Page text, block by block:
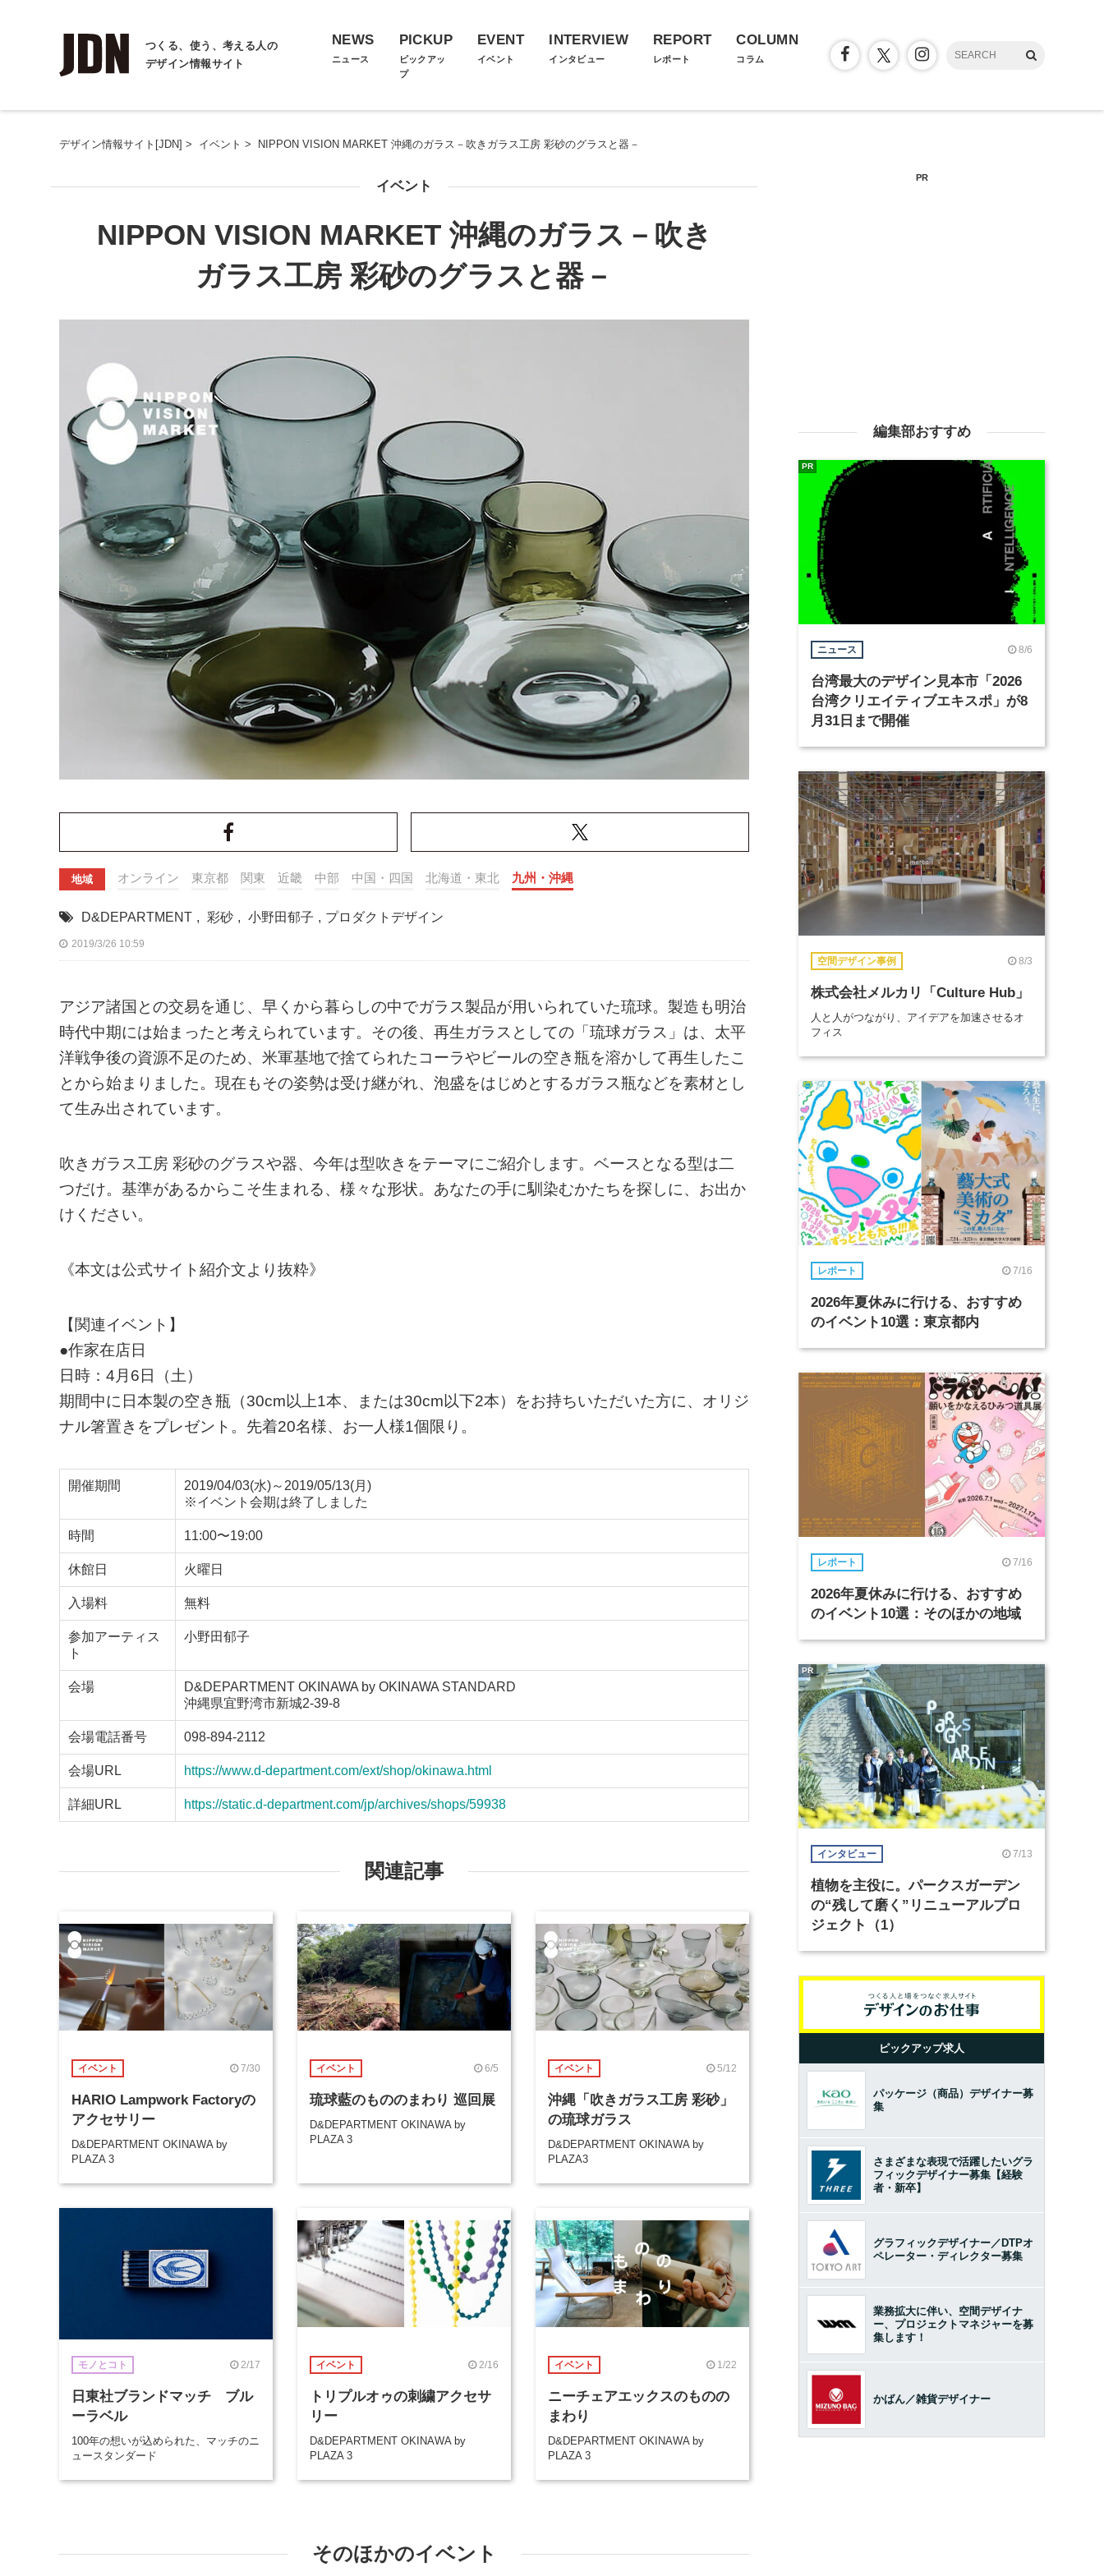
つくる、使う、考える人の
デザイン情報サイト
NEWS
ニュース
PICKUP
ピックアッ
プ
EVENT
イベント
INTERVIEW
インタビュー
REPORT
レポート
COLUMN
コラム
デザイン情報サイト[JDN] > イベント > NIPPON VISION MARKET 沖縄のガラス－吹きガラス工房 彩砂のグラスと器－
イベント
NIPPON VISION MARKET 沖縄のガラス－吹き
ガラス工房 彩砂のグラスと器－
地域 オンライン 東京都 関東 近畿 中部 中国・四国 北海道・東北 九州・沖縄
D&DEPARTMENT , 彩砂 , 小野田郁子 , プロダクトデザイン
2019/3/26 10:59
アジア諸国との交易を通じ、早くから暮らしの中でガラス製品が用いられていた琉球。製造も明治
時代中期には始まったと考えられています。その後、再生ガラスとしての「琉球ガラス」は、太平
洋戦争後の資源不足のため、米軍基地で捨てられたコーラやビールの空き瓶を溶かして再生したこ
とから始まりました。現在もその姿勢は受け継がれ、泡盛をはじめとするガラス瓶などを素材とし
て生み出されています。
吹きガラス工房 彩砂のグラスや器、今年は型吹きをテーマにご紹介します。ベースとなる型は二
つだけ。基準があるからこそ生まれる、様々な形状。あなたの手に馴染むかたちを探しに、お出か
けください。
《本文は公式サイト紹介文より抜粋》
【関連イベント】
●作家在店日
日時：4月6日（土）
期間中に日本製の空き瓶（30cm以上1本、または30cm以下2本）をお持ちいただいた方に、オリジ
ナル箸置きをプレゼント。先着20名様、お一人様1個限り。
開催期間
2019/04/03(水)～2019/05/13(月)
※イベント会期は終了しました
時間 11:00〜19:00
休館日 火曜日
入場料 無料
参加アーティス
ト
小野田郁子
会場
D&DEPARTMENT OKINAWA by OKINAWA STANDARD
沖縄県宜野湾市新城2-39-8
会場電話番号 098-894-2112
会場URL https://www.d-department.com/ext/shop/okinawa.html
詳細URL https://static.d-department.com/jp/archives/shops/59938
関連記事
イベント 7/30
HARIO Lampwork Factoryの
アクセサリー
D&DEPARTMENT OKINAWA by
PLAZA 3
イベント 6/5
琉球藍のもののまわり 巡回展
D&DEPARTMENT OKINAWA by
PLAZA 3
イベント 5/12
沖縄「吹きガラス工房 彩砂」
の琉球ガラス
D&DEPARTMENT OKINAWA by
PLAZA3
モノとコト 2/17
日東社ブランドマッチ ブル
ーラベル
100年の想いが込められた、マッチのニ
ュースタンダード
イベント 2/16
トリプルオゥの刺繍アクセサ
リー
D&DEPARTMENT OKINAWA by
PLAZA 3
イベント 1/22
ニーチェアエックスのものの
まわり
D&DEPARTMENT OKINAWA by
PLAZA 3
そのほかのイベント
PR
編集部おすすめ
ニュース 8/6
台湾最大のデザイン見本市「2026
台湾クリエイティブエキスポ」が8
月31日まで開催
PR
空間デザイン事例 8/3
株式会社メルカリ「Culture Hub」
人と人がつながり、アイデアを加速させるオ
フィス
レポート 7/16
2026年夏休みに行ける、おすすめ
のイベント10選：東京都内
レポート 7/16
2026年夏休みに行ける、おすすめ
のイベント10選：そのほかの地域
インタビュー 7/13
植物を主役に。パークスガーデン
の“残して磨く”リニューアルプロ
ジェクト（1）
PR
ピックアップ求人
パッケージ（商品）デザイナー募
集
さまざまな表現で活躍したいグラ
フィックデザイナー募集【経験
者・新卒】
グラフィックデザイナー／DTPオ
ペレーター・ディレクター募集
業務拡大に伴い、空間デザイナ
ー、プロジェクトマネジャーを募
集します！
かばん／雑貨デザイナー